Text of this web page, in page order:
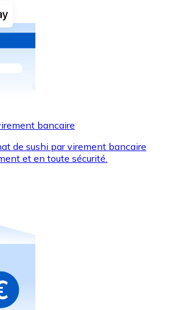
en espèces et d'autres
Visa et Mastercard pour acheter
cadeaux de vos marques
de cartes-cadeaux
bancaire
de sushi par virement bancaire
et en toute sécurité.